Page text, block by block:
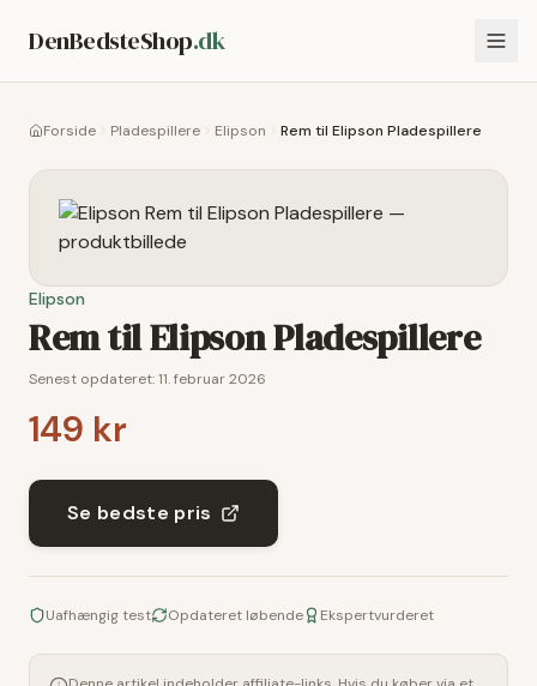
DenBedsteShop.dk
Forside Pladespillere Elipson Rem til Elipson Pladespillere
Elipson
Rem til Elipson Pladespillere
Senest opdateret:11. februar 2026
149 kr
Se bedste pris
Uafhængig test Opdateret løbende Ekspertvurderet